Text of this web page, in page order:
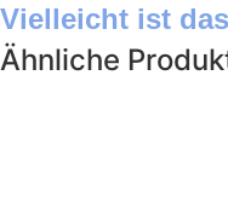
Vielleicht ist
Ähnliche